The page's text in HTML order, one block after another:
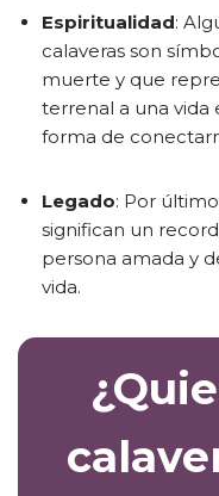
Espiritualidad:
calaveras son
muerte y que
terrenal a una vida
forma de
Legado: Por
significan un
persona amada y
vida.